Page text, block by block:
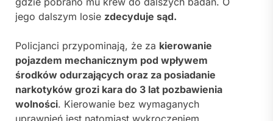
jego dalszym losie zdecyduje sąd.
Policjanci przypominają, że za kierowanie
pojazdem mechanicznym pod wpływem
środków odurzających oraz za posiadanie
narkotyków grozi kara do 3 lat pozbawienia
wolności. Kierowanie bez wymaganych
uprawnień jest natomiast wykroczeniem